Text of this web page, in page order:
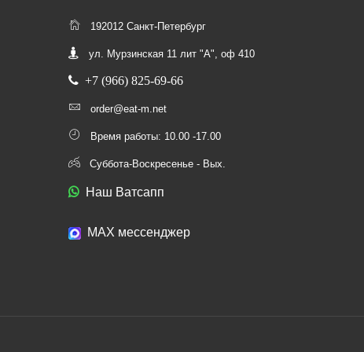
192012 Санкт-Петербург
ул. Мурзинская 11 лит "А", оф 410
+7 (966) 825-69-66
order@eat-m.net
Время работы: 10.00 -17.00
Суббота-Воскресенье - Вых.
Наш Ватсапп
МАХ мессенджер